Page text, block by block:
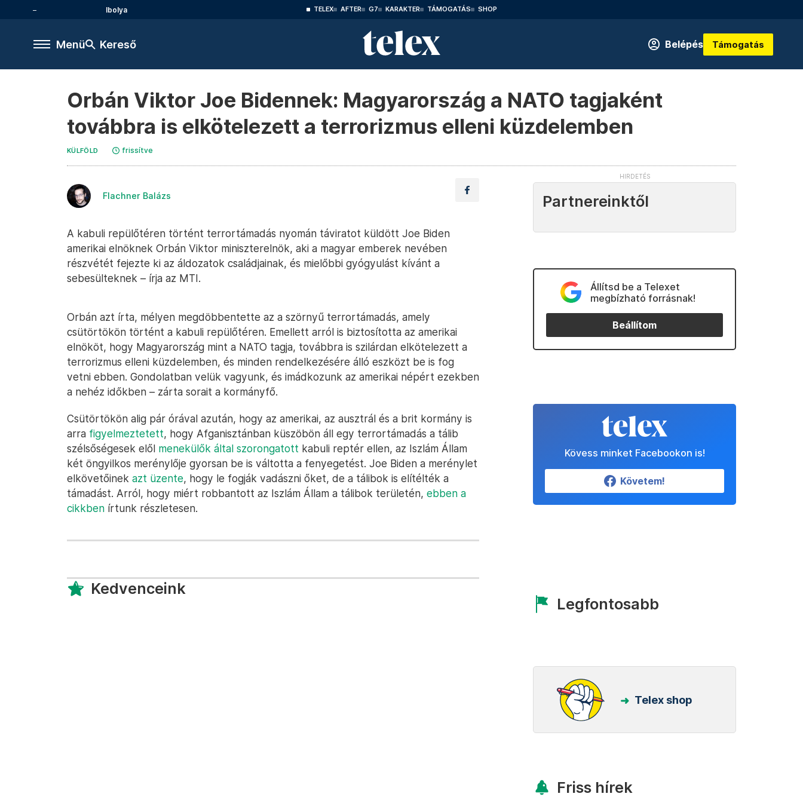
Ibolya TELEX AFTER G7 KARAKTER TÁMOGATÁS SHOP
Menü Kereső Belépés Támogatás
Orbán Viktor Joe Bidennek: Magyarország a NATO tagjaként
továbbra is elkötelezett a terrorizmus elleni küzdelemben
KÜLFÖLD frissítve
Flachner Balázs
A kabuli repülőtéren történt terrortámadás nyomán táviratot küldött Joe Biden
amerikai elnöknek Orbán Viktor miniszterelnök, aki a magyar emberek nevében
részvétét fejezte ki az áldozatok családjainak, és mielőbbi gyógyulást kívánt a
sebesülteknek – írja az MTI.
Orbán azt írta, mélyen megdöbbentette az a szörnyű terrortámadás, amely
csütörtökön történt a kabuli repülőtéren. Emellett arról is biztosította az amerikai
elnököt, hogy Magyarország mint a NATO tagja, továbbra is szilárdan elkötelezett a
terrorizmus elleni küzdelemben, és minden rendelkezésére álló eszközt be is fog
vetni ebben. Gondolatban velük vagyunk, és imádkozunk az amerikai népért ezekben
a nehéz időkben – zárta sorait a kormányfő.
Csütörtökön alig pár órával azután, hogy az amerikai, az ausztrál és a brit kormány is
arra figyelmeztetett, hogy Afganisztánban küszöbön áll egy terrortámadás a tálib
szélsőségesek elől menekülők által szorongatott kabuli reptér ellen, az Iszlám Állam
két öngyilkos merénylője gyorsan be is váltotta a fenyegetést. Joe Biden a merénylet
elkövetőinek azt üzente, hogy le fogják vadászni őket, de a tálibok is elítélték a
támadást. Arról, hogy miért robbantott az Iszlám Állam a tálibok területén, ebben a
cikkben írtunk részletesen.
Kedvenceink
Partnereinktől
Állítsd be a Telexet
megbízható forrásnak!
Beállítom
Kövess minket Facebookon is!
Követem!
Legfontosabb
Telex shop
Friss hírek